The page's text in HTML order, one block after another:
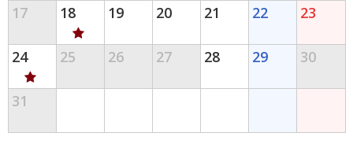
17 18 19 20 21 22 23
24 25 26 27 28 29 30
31